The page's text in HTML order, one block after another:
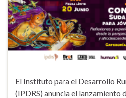
El Instituto para el Desarrollo
(IPDRS) anuncia el lanzamiento